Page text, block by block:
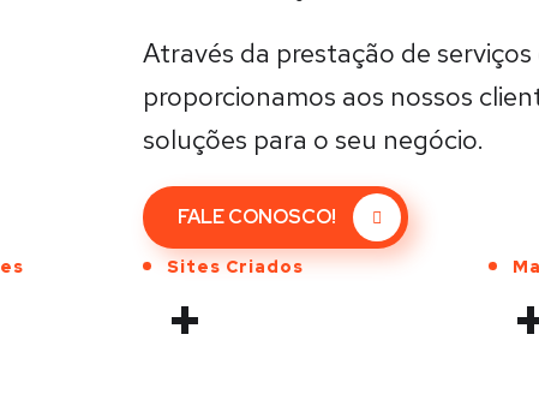
Através da prestação de
proporcionamos aos nossos
soluções para o seu negócio.
FALE CONOSCO!
Sites Criados
+